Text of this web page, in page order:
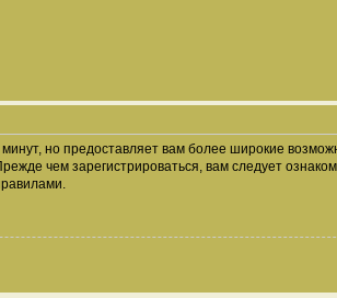
но предоставляет вам более широкие
чем зарегистрироваться, вам следует